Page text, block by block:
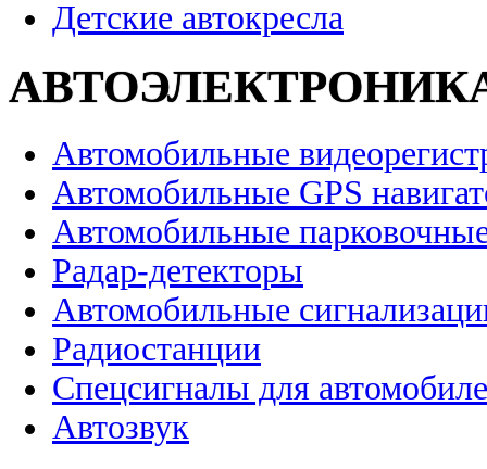
Детские автокресла
Автомобильные
Автомобильные GPS
Автомобильные
Радар-детекторы
Автомобильные
Радиостанции
Спецсигналы для
Автозвук